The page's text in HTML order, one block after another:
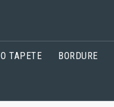
TAPETE BORDURE